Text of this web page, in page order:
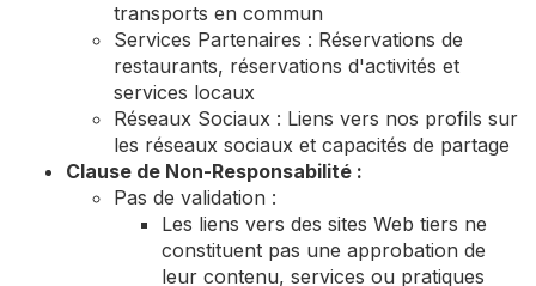
transports en commun
Services Partenaires : Réservations de
restaurants, réservations d'activités et
services locaux
Réseaux Sociaux : Liens vers nos profils sur
les réseaux sociaux et capacités de partage
Clause de Non-Responsabilité :
Pas de validation :
Les liens vers des sites Web tiers ne
constituent pas une approbation de
leur contenu, services ou pratiques